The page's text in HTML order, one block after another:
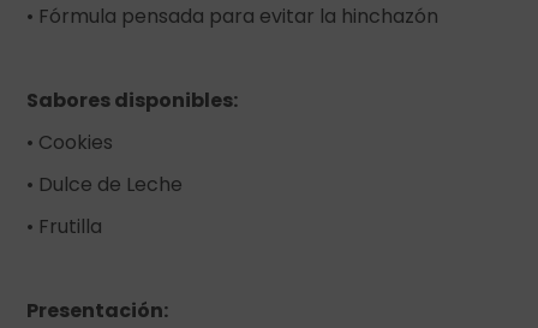
• Fórmula pensada para evitar la hinchazón
Sabores disponibles:
• Cookies
• Dulce de Leche
• Frutilla
Presentación: